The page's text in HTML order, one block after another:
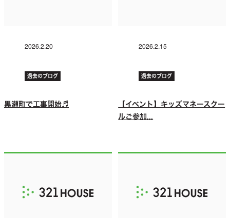
2026.2.20
過去のブログ
黒瀬町で工事開始♬
2026.2.15
過去のブログ
【イベント】キッズマネースクー
ルご参加...